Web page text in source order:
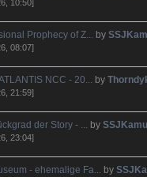
10:50]
Prophecy of Z... by
08:07]
NCC - 20... by
21:59]
der Story - ... by
23:04]
- ehemalige Fa... by